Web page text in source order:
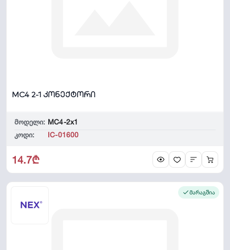
MC4 2-1 კონექტორი
მოდელი: MC4-2x1
კოდი:
IC-01600
14.7₾
მარაგშია